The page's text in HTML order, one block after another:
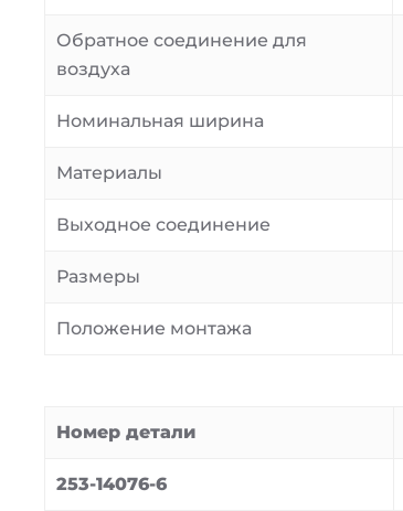
Обратное соединение для
воздуха
Номинальная ширина
Материалы
Выходное соединение
Размеры
Положение монтажа
Номер детали
253-14076-6